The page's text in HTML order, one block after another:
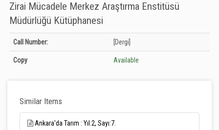
Zirai Mücadele Merkez Araştırma Enstitüsü
Müdürlüğü Kütüphanesi
Holdings details from Zirai Mücadele Merkez Araştırma Enstitüsü Müdürlüğü
Kütüphanesi: Unknown
Call Number: [Dergi]
Copy Available
Similar Items
Ankara'da Tarım : Yıl:2, Sayı:7.